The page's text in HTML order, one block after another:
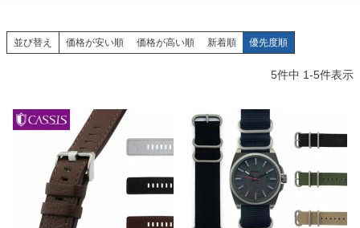
並び替え 価格が安い順 価格が高い順 新着順 優先度順
5件中 1-5件表示